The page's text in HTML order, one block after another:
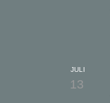
JULI
13